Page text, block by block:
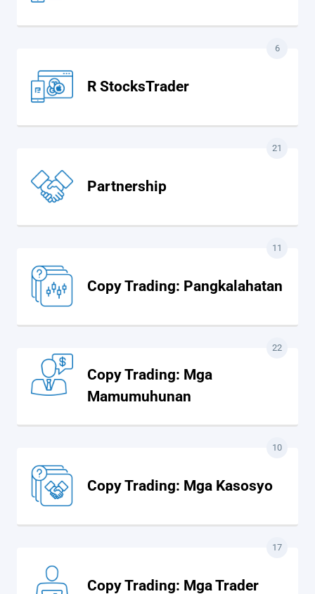
R StocksTrader
6
Partnership
21
Copy Trading: Pangkalahatan
11
Copy Trading: Mga
Mamumuhunan
22
Copy Trading: Mga Kasosyo
10
Copy Trading: Mga Trader
17